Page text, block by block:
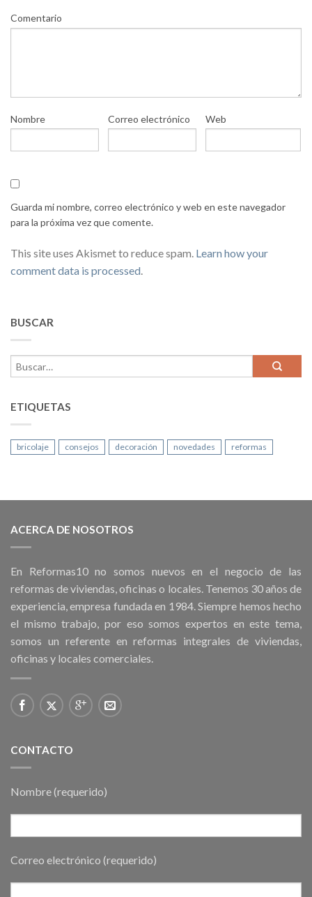
Comentario
Nombre Correo electrónico Web
Guarda mi nombre, correo electrónico y web en este navegador
para la próxima vez que comente.
This site uses Akismet to reduce spam. Learn how your
comment data is processed
BUSCAR
ETIQUETAS
bricolaje consejos decoración novedades reformas
ACERCA DE NOSOTROS
En Reformas10 no somos nuevos en el negocio de las
reformas de viviendas, oficinas o locales. Tenemos 30 años de
experiencia, empresa fundada en 1984. Siempre hemos hecho
el mismo trabajo, por eso somos expertos en este tema,
somos un referente en reformas integrales de viviendas,
oficinas y locales comerciales.
CONTACTO
Nombre (requerido)
Correo electrónico (requerido)